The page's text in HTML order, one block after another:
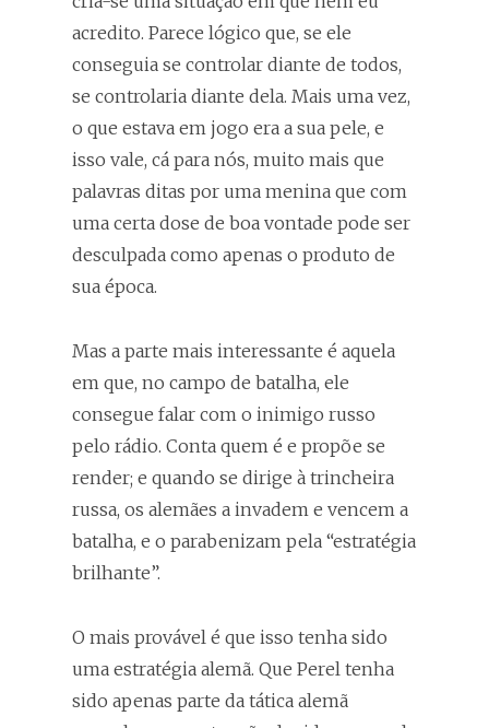
acredito. Parece lógico que, se ele
conseguia se controlar diante de todos,
se controlaria diante dela. Mais uma vez,
o que estava em jogo era a sua pele, e
isso vale, cá para nós, muito mais que
palavras ditas por uma menina que com
uma certa dose de boa vontade pode ser
desculpada como apenas o produto de
sua época.
Mas a parte mais interessante é aquela
em que, no campo de batalha, ele
consegue falar com o inimigo russo
pelo rádio. Conta quem é e propõe se
render; e quando se dirige à trincheira
russa, os alemães a invadem e vencem a
batalha, e o parabenizam pela “estratégia
brilhante”.
O mais provável é que isso tenha sido
uma estratégia alemã. Que Perel tenha
sido apenas parte da tática alemã